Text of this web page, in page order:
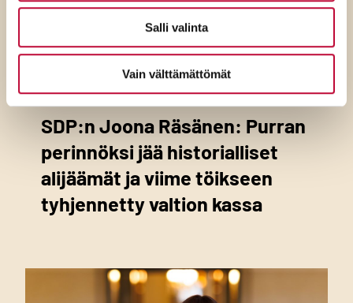
Salli valinta
Vain välttämättömät
4.8.2026
SDP:n Joona Räsänen: Purran
perinnöksi jää historialliset
alijäämät ja viime töikseen
tyhjennetty valtion kassa